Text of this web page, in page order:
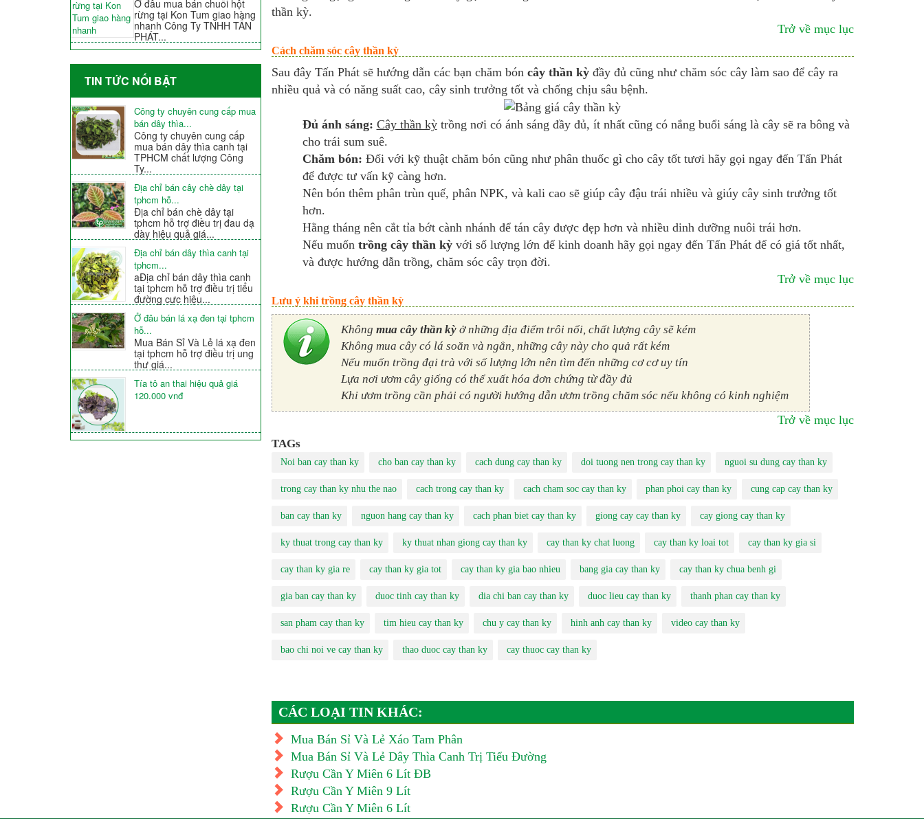
Ở đâu mua bán chuối hột
rừng tại Kon Tum giao hàng
nhanh Công Ty TNHH TẤN
PHÁT...
TIN TỨC NỐI BẬT
Công ty chuyên cung cấp mua
bán dây thìa...
Công ty chuyên cung cấp
mua bán dây thìa canh tại
TPHCM chất lượng Công
Ty...
Địa chỉ bán cây chè dây tại
tphcm hỗ...
Địa chỉ bán chè dây tại
tphcm hỗ trợ điều trị đau dạ
dày hiệu quả giá...
Địa chỉ bán dây thìa canh tại
tphcm...
aĐịa chỉ bán dây thìa canh
tại tphcm hỗ trợ điều trị tiểu
đường cực hiệu...
Ở đâu bán lá xạ đen tại tphcm
hỗ...
Mua Bán Sỉ Và Lẻ lá xạ đen
tại tphcm hỗ trợ điều trị ung
thư giá...
Tía tô an thai hiệu quả giá
120.000 vnđ
thần kỳ.
Trở về mục lục
Cách chăm sóc cây thần kỳ
Sau đây Tấn Phát sẽ hướng dẫn các bạn chăm bón cây thần kỳđầy đủ cũng như chăm sóc cây làm sao để cây ra
nhiều quả và có năng suất cao, cây sinh trưởng tốt và chống chịu sâu bệnh.
Đủ ánh sáng: Cây thần kỳtrồng nơi có ánh sáng đầy đủ, ít nhất cũng có nắng buổi sáng là cây sẽ ra bông và
cho trái sum suê.
Chăm bón: Đối với kỹ thuật chăm bón cũng như phân thuốc gì cho cây tốt tươi hãy gọi ngay đến Tấn Phát
để được tư vấn kỹ càng hơn.
Nên bón thêm phân trùn quế, phân NPK, và kali cao sẽ giúp cây đậu trái nhiều và giúy cây sinh trưởng tốt
hơn.
Hằng tháng nên cắt tỉa bớt cành nhánh để tán cây được đẹp hơn và nhiều dinh dưỡng nuôi trái hơn.
Nếu muốn trồng cây thần kỳvới số lượng lớn để kinh doanh hãy gọi ngay đến Tấn Phát để có giá tốt nhất,
và được hướng dẫn trồng, chăm sóc cây trọn đời.
Trở về mục lục
Lưu ý khi trồng cây thần kỳ
Không mua cây thần kỳở những địa điểm trôi nổi, chất lượng cây sẽ kém
Không mua cây có lá soăn và ngắn, những cây này cho quả rất kém
Nếu muốn trồng đại trà với số lượng lớn nên tìm đến những cơ cơ uy tín
Lựa nơi ươm cây giống có thể xuất hóa đơn chứng từ đầy đủ
Khi ươm trồng cần phải có người hướng dẫn ươm trồng chăm sóc nếu không có kinh nghiệm
Trở về mục lục
TAGs
Noi ban cay than ky cho ban cay than ky cach dung cay than ky doi tuong nen trong cay than ky nguoi su dung cay than ky
trong cay than ky nhu the nao cach trong cay than ky cach cham soc cay than ky phan phoi cay than ky cung cap cay than ky
ban cay than ky nguon hang cay than ky cach phan biet cay than ky giong cay cay than ky cay giong cay than ky
ky thuat trong cay than ky ky thuat nhan giong cay than ky cay than ky chat luong cay than ky loai tot cay than ky gia si
cay than ky gia re cay than ky gia tot cay than ky gia bao nhieu bang gia cay than ky cay than ky chua benh gi
gia ban cay than ky duoc tinh cay than ky dia chi ban cay than ky duoc lieu cay than ky thanh phan cay than ky
san pham cay than ky tim hieu cay than ky chu y cay than ky hinh anh cay than ky video cay than ky
bao chi noi ve cay than ky thao duoc cay than ky cay thuoc cay than ky
CÁC LOẠI TIN KHÁC:
Mua Bán Sỉ Và Lẻ Xáo Tam Phân
Mua Bán Sỉ Và Lẻ Dây Thìa Canh Trị Tiểu Đường
Rượu Cần Y Miên 6 Lít ĐB
Rượu Cần Y Miên 9 Lít
Rượu Cần Y Miên 6 Lít